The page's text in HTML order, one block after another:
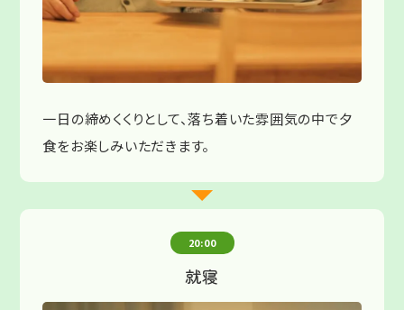
一日の締めくくりとして、落ち着いた雰囲気の中で夕
食をお楽しみいただきます。
20:00
就寝